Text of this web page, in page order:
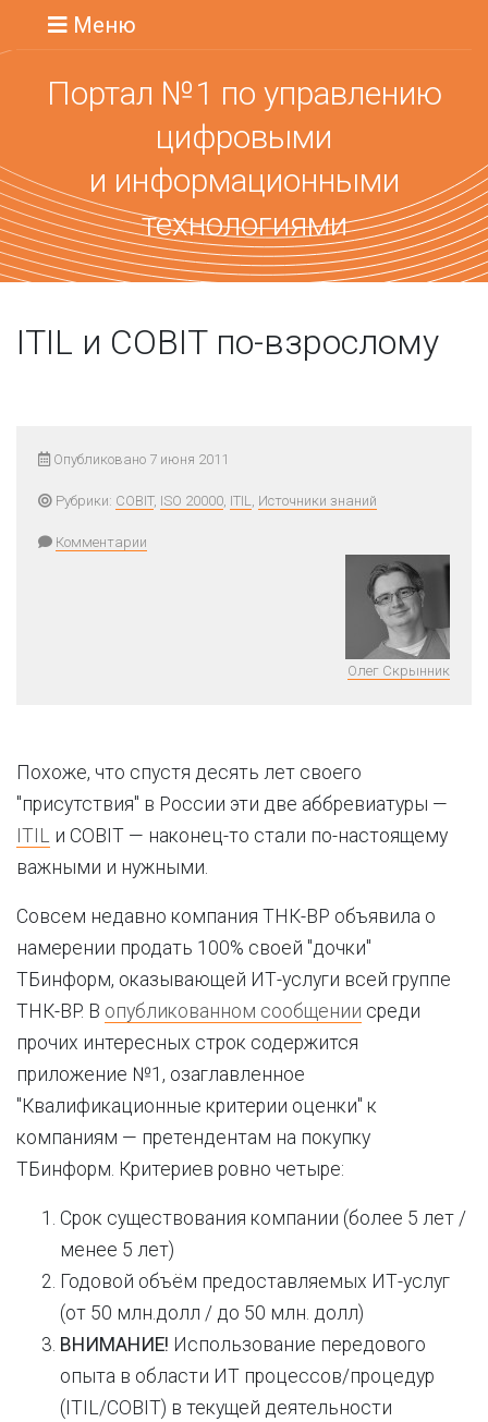
Меню
Портал №1 по управлению
цифровыми
и информационными
технологиями
ITIL и COBIT по-взрослому
Опубликовано 7 июня 2011
Рубрики: COBIT, ISO 20000, ITIL, Источники знаний
Комментарии
Олег Скрынник
Похоже, что спустя десять лет своего
"присутствия" в России эти две аббревиатуры —
ITIL и COBIT — наконец-то стали по-настоящему
важными и нужными.
Совсем недавно компания ТНК-BP объявила о
намерении продать 100% своей "дочки"
ТБинформ, оказывающей ИТ-услуги всей группе
ТНК-BP. В опубликованном сообщении среди
прочих интересных строк содержится
приложение №1, озаглавленное
"Квалификационные критерии оценки" к
компаниям — претендентам на покупку
ТБинформ. Критериев ровно четыре:
Срок существования компании (более 5 лет /
менее 5 лет)
Годовой объём предоставляемых ИТ-услуг
(от 50 млн.долл / до 50 млн. долл)
ВНИМАНИЕ! Использование передового
опыта в области ИТ процессов/процедур
(ITIL/COBIT) в текущей деятельности